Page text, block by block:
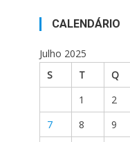
CALENDÁRIO
Julho 2025
S
T Q
1
2
7
8 9